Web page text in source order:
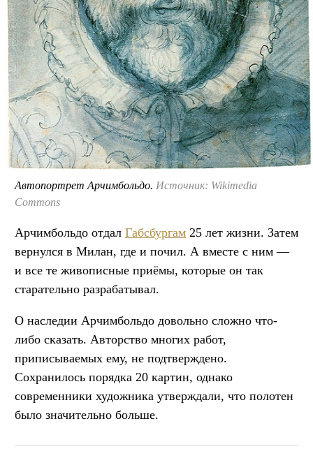
Автопортрет Арчимбольдо. Источник: Wikimedia
Commons
Арчимбольдо отдал Габсбургам 25 лет жизни. Затем
вернулся в Милан, где и почил. А вместе с ним —
и все те живописные приёмы, которые он так
старательно разрабатывал.
О наследии Арчимбольдо довольно сложно что-
либо сказать. Авторство многих работ,
приписываемых ему, не подтверждено.
Сохранилось порядка 20 картин, однако
современники художника утверждали, что полотен
было значительно больше.